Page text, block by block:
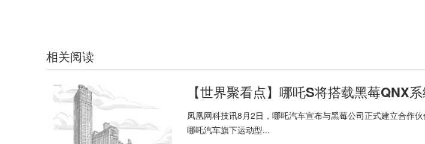
相关阅读
【世界聚看点】哪吒S将搭载黑莓QNX
凤凰网科技讯8月2日，哪吒汽车宣布与黑莓公司正式建立合作伙
哪吒汽车旗下运动型...